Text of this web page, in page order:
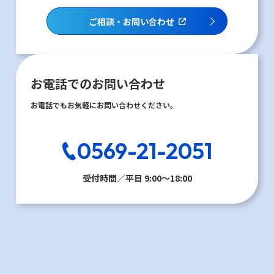
ご相談・お問い合わせ
お電話でのお問い合わせ
お電話でもお気軽にお問い合わせください。
0569-21-2051
受付時間／平日 9:00〜18:00